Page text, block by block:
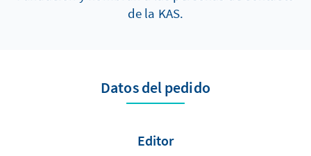
de la KAS.
Datos del pedido
Editor